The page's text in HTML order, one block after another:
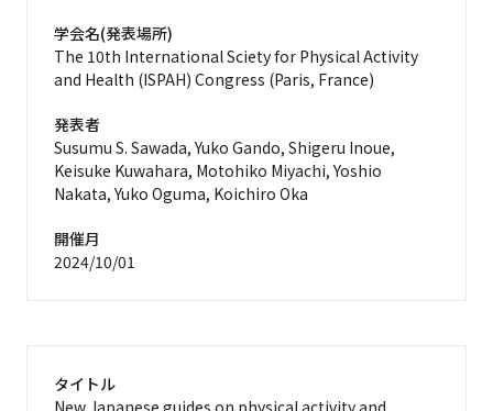
学会名(発表場所)
The 10th International Sciety for Physical Activity
and Health (ISPAH) Congress (Paris, France)
発表者
Susumu S. Sawada, Yuko Gando, Shigeru Inoue,
Keisuke Kuwahara, Motohiko Miyachi, Yoshio
Nakata, Yuko Oguma, Koichiro Oka
開催月
2024/10/01
タイトル
New Japanese guides on physical activity and